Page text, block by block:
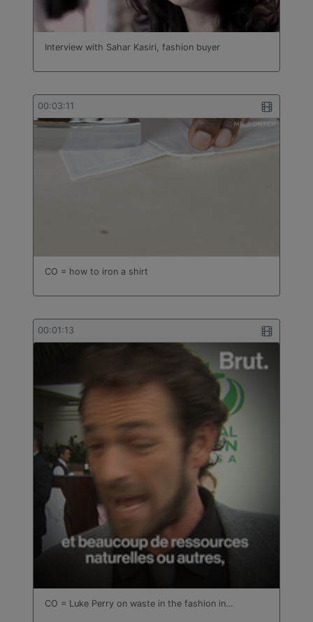
Interview with Sahar Kasiri, fashion buyer
00:03:11
CO = how to iron a shirt
00:01:13
CO = Luke Perry on waste in the fashion in…